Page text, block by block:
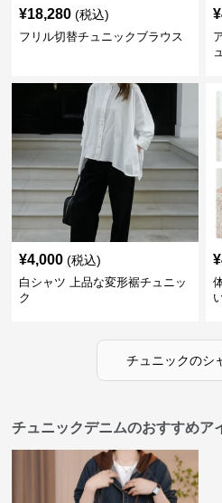
¥18,280 (税込)
フリル切替チュニックブラウス
¥
¥4,000 (税込)
白シャツ 上品な変形裾チュニッ
ク
¥
チュニックのシ
チュニックデニムのおすすめア